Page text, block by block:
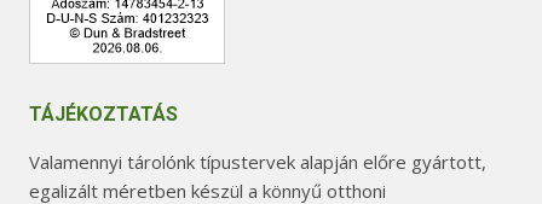
TÁJÉKOZTATÁS
Valamennyi tárolónk típustervek alapján előre gyártott,
egalizált méretben készül a könnyű otthoni